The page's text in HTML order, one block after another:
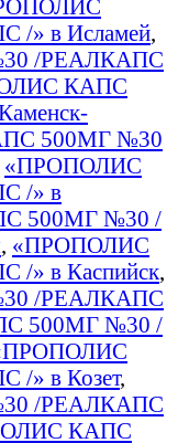
» в Исламей,
/РЕАЛКАПС
КАПС
500МГ №30
«ПРОПОЛИС
/» в
500МГ №30 /
, «ПРОПОЛИС
» в Каспийск,
/РЕАЛКАПС
500МГ №30 /
» в Козет,
/РЕАЛКАПС
КАПС